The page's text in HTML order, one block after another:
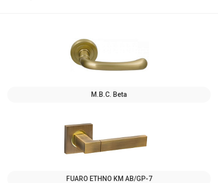
M.B.C. Beta
FUARO ETHNO KM AB/GP-7